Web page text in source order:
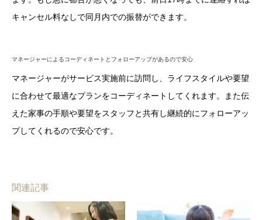
キャンセル料なしで同月内での振替ができます。
マネージャーによるコーディネートとフォローアップがあるので安心
マネージャーがサービス実施前に訪問し、ライフスタイルや要望
に合わせて最適なプランをコーディネートしてくれます。また伝
えた家事の手順や要望をスタッフと共有し継続的にフォローアッ
プしてくれるので安心です。
関連記事